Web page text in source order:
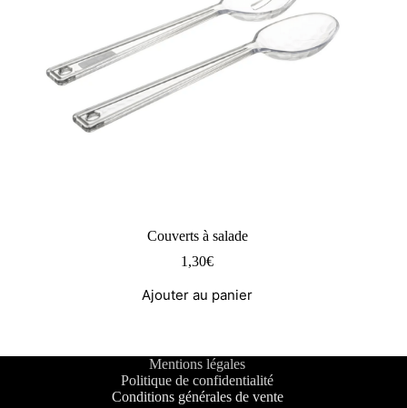
Couverts à salade
1,30€
Ajouter au panier
Mentions légales
Politique de confidentialité
Conditions générales de vente